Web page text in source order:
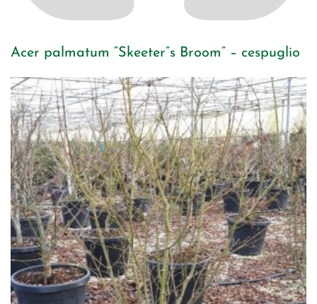
Acer palmatum “Skeeter”s Broom” – cespuglio